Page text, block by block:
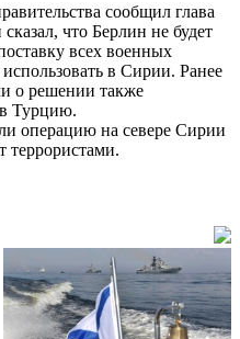
сообщил глава
что Берлин не будет
всех военных
в Сирии. Ранее
о решении также
Турцию.
операцию на севере Сирии
террористами.